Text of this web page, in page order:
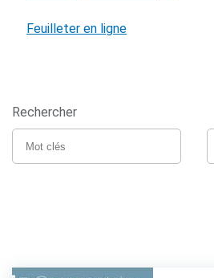
Feuilleter en ligne
Rechercher